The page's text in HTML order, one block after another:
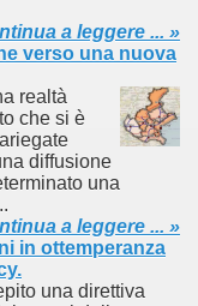
a leggere ... »
verso una nuova
realtà
che si è
diffusione
una
a leggere ... »
in ottemperanza
una direttiva